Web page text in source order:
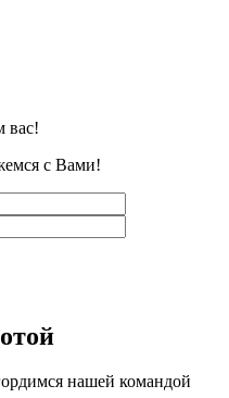
вас!
с Вами!
нашей командой